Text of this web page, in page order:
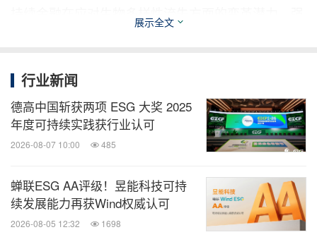
究，展示可持续金融如何调动私人投资，以填补每年
高达7,370亿美元的生物多样性资金缺口。
香港绿色金融协会致力推动全球合作及持份者参与，
组的共同召集人，带领市场发展和能力建构，发掘自
然融资的潜力。
展示全文
行业新闻
德高中国斩获两项 ESG 大奖 2025
年度可持续实践获行业认可
2026-08-07 10:00 485
蝉联ESG AA评级！昱能科技可持
续发展能力再获Wind权威认可
2026-08-05 12:32 1698